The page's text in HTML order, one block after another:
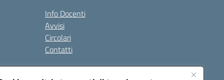
Info Docenti
Avvisi
Circolari
Contatti